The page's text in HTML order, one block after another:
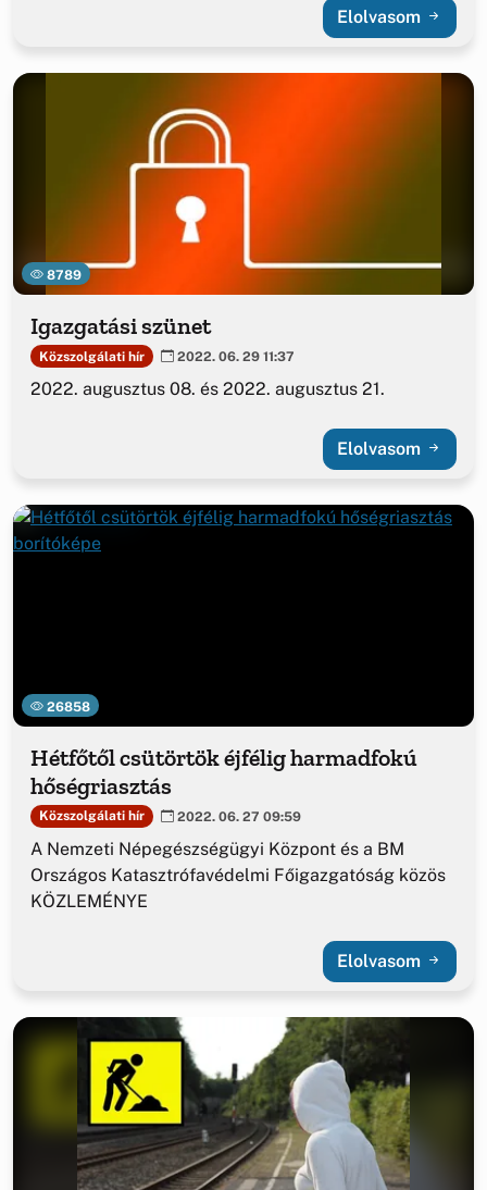
Elolvasom
8789
Igazgatási szünet
Közszolgálati hír 2022. 06. 29 11:37
2022. augusztus 08. és 2022. augusztus 21.
Elolvasom
26858
Hétfőtől csütörtök éjfélig harmadfokú
hőségriasztás
Közszolgálati hír 2022. 06. 27 09:59
A Nemzeti Népegészségügyi Központ és a BM
Országos Katasztrófavédelmi Főigazgatóság közös
KÖZLEMÉNYE
Elolvasom